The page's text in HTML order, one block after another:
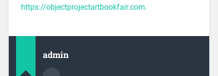
https://objectprojectartbookfair.com.
admin